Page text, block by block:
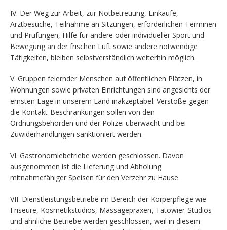
IV. Der Weg zur Arbeit, zur Notbetreuung, Einkäufe,
Arztbesuche, Teilnahme an Sitzungen, erforderlichen Terminen
und Prüfungen, Hilfe für andere oder individueller Sport und
Bewegung an der frischen Luft sowie andere notwendige
Tätigkeiten, bleiben selbstverständlich weiterhin möglich.
V. Gruppen feiernder Menschen auf öffentlichen Plätzen, in
Wohnungen sowie privaten Einrichtungen sind angesichts der
ernsten Lage in unserem Land inakzeptabel. Verstöße gegen
die Kontakt-Beschränkungen sollen von den
Ordnungsbehörden und der Polizei überwacht und bei
Zuwiderhandlungen sanktioniert werden.
VI. Gastronomiebetriebe werden geschlossen. Davon
ausgenommen ist die Lieferung und Abholung
mitnahmefähiger Speisen für den Verzehr zu Hause.
VII. Dienstleistungsbetriebe im Bereich der Körperpflege wie
Friseure, Kosmetikstudios, Massagepraxen, Tätowier-Studios
und ähnliche Betriebe werden geschlossen, weil in diesem